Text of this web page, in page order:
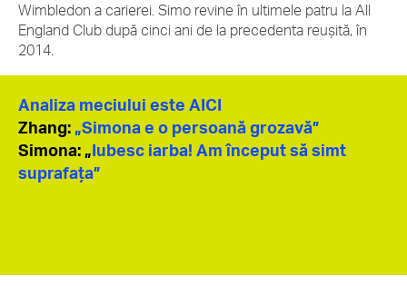
Wimbledon a carierei. Simo revine în ultimele patru la All
England Club după cinci ani de la precedenta reușită, în
2014.
Analiza meciului este AICI
Zhang: „Simona e o persoană grozavă”
Simona: „Iubesc iarba! Am început să simt
suprafața”